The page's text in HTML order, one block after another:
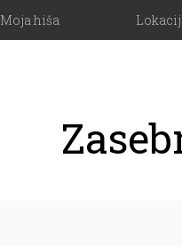
Moja hiša